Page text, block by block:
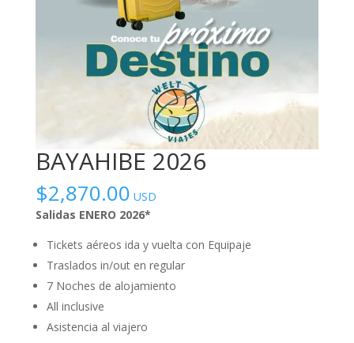
BAYAHIBE 2026
$2,870.00 USD
Salidas ENERO 2026*
Tickets aéreos ida y vuelta con Equipaje
Traslados in/out en regular
7 Noches de alojamiento
All inclusive
Asistencia al viajero